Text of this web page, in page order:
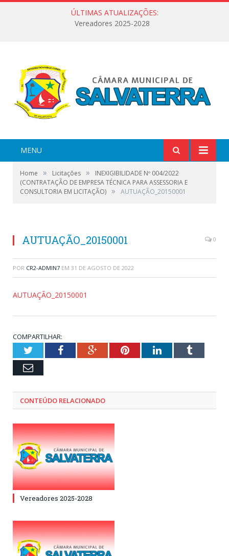
ÚLTIMAS ATUALIZAÇÕES:
Vereadores 2025-2028
MENU
Home » Licitações »
INEXIGIBILIDADE Nº 004/2022
(CONTRATAÇÃ​O DE EMPRESA TÉCNICA PARA ASSESSORIA E
CONSULTORIA EM LICITAÇÃO) » AUTUAÇÃO_20150001
AUTUAÇÃO_20150001 0
POR CR2-ADMIN7 EM 31 DE AGOSTO DE 2022
AUTUAÇÃO_20150001
COMPARTILHAR:
TwitterFacebookGoogle+PinterestLinkedInTumblr
Email
CONTEÚDO RELACIONADO
Vereadores 2025-2028